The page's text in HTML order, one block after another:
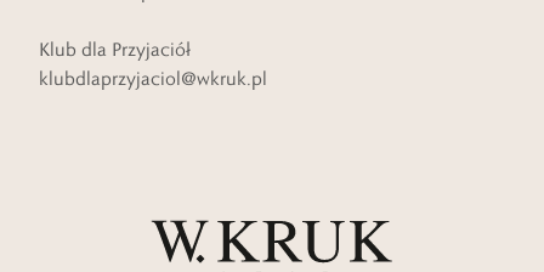
Klub dla Przyjaciół
klubdlaprzyjaciol@wkruk.pl